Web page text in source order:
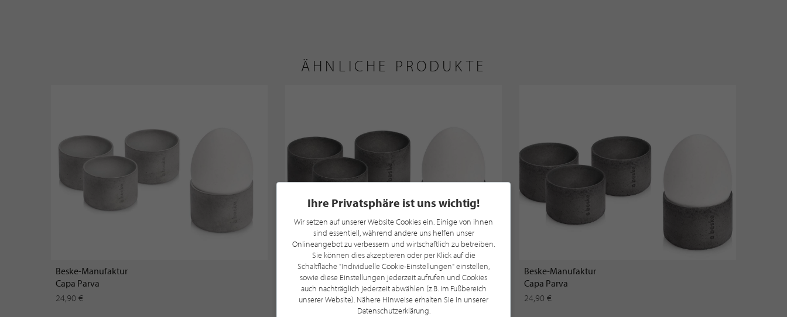
ÄHNLICHE PRODUKTE
Beske-Manufaktur
Capa Parva
24,90 €
Beske-Manufaktur
Capa Magna
24,90 €
Beske-Manufaktur
Capa Parva
24,90 €
Ihre Privatsphäre ist uns wichtig!
Wir setzen auf unserer Website Cookies ein. Einige von ihnen
sind essentiell, während andere uns helfen unser
Onlineangebot zu verbessern und wirtschaftlich zu betreiben.
Sie können dies akzeptieren oder per Klick auf die
Schaltfläche "Individuelle Cookie-Einstellungen" einstellen,
sowie diese Einstellungen jederzeit aufrufen und Cookies
auch nachträglich jederzeit abwählen (z.B. im Fußbereich
unserer Website). Nähere Hinweise erhalten Sie in unserer
Datenschutzerklärung.